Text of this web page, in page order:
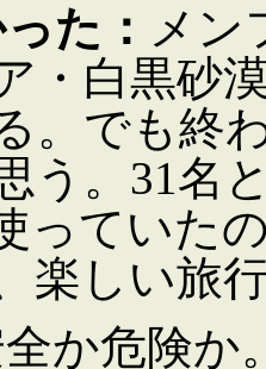
た： メン
・白黒砂
。でも終
う。31名
っていた
楽しい旅
か危険か